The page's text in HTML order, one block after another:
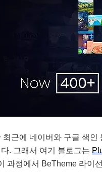
최근에 네이버와 구글 색인
. 그래서 여기 블로그는
과정에서 BeTheme 라이